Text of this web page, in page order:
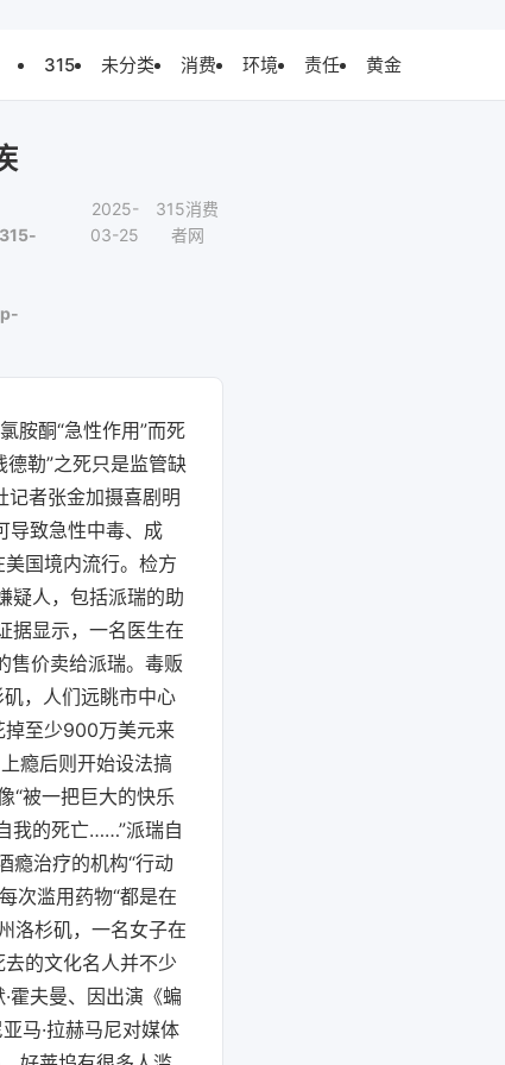
315 未分类 消费 环境 责任 黄金
2025-
03-25
315消费
者网
胺酮“急性作用”而死
勒”之死只是监管缺
者张金加摄喜剧明
导致急性中毒、成
国境内流行。检方
疑人，包括派瑞的助
据显示，一名医生在
售价卖给派瑞。毒贩
，人们远眺市中心
掉至少900万美元来
瘾后则开始设法搞
“被一把巨大的快乐
我的死亡……”派瑞自
瘾治疗的机构“行动
次滥用药物“都是在
洛杉矶，一名女子在
的文化名人并不少
霍夫曼、因出演《蝙
马·拉赫马尼对媒体